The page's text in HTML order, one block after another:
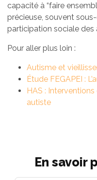
capacité à “faire
précieuse, souvent
participation sociale des
Pour aller plus loin :
Autisme et
Étude FEGAPEI :
HAS :
autiste
En savoir